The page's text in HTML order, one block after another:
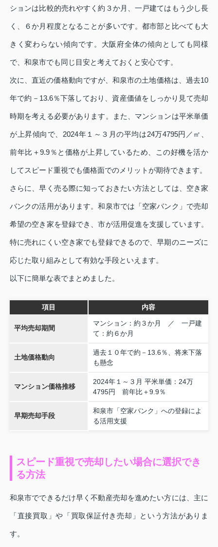
ションは比較的売れやすく約３か月、一戸建てはもう少し長
く、６か月程度となることが多いです。都市部と比べても大
きく変わらない傾向です。大阪府全体の傾向としても同様
で、和泉市でも同じ目安と考えておくと安心です。
次に、直近の価格動向ですが、和泉市の土地価格は、過去10
年で約－13.6％下落しており、資産価値をしっかり見て売却
時期を考える必要があります。また、マンションは平米単価
が上昇傾向で、2024年１～３月の平均は24万4795円／㎡、
前年比＋9.9％と価格が上昇しているため、この好機を活か
してスピード重視でも価格面でのメリットが期待できます。
さらに、早く売る際に知っておきたい方法としては、空き家
バンクの活用があります。和泉市では「空家バンク」で売却
希望の空き家を登録でき、市が活用促進を支援しています。
特に売れにくい空き家でも登録できるので、早期のニーズに
応じた取り組みとして有効な手段といえます。
以下に簡単な表でまとめました。
項目 内容
平均売却期間
マンション：約３か月 ／ 一戸建
て：約６か月
土地価格動向
過去１０年で約－13.6％、将来下落
も懸念
マンション価格推移
2024年１～３月 平米単価：24万
4795円 前年比＋9.9％
早期売却手段
和泉市「空家バンク」への登録によ
る活用支援
スピード重視で売却したい場合に選択でき
る方法
和泉市でできるだけ早く不動産売却を進めたい方には、主に
「直接買取」や「買取保証付き売却」という方法がありま
す。